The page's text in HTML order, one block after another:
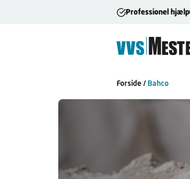
Professionel hjælp
Forside / Bahco